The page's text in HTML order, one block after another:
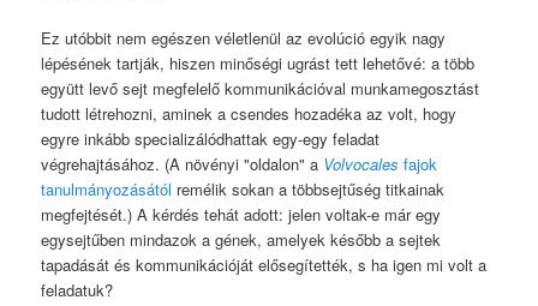
Ez utóbbit nem egészen véletlenül az evolúció egyik nagy
lépésének tartják, hiszen minőségi ugrást tett lehetővé: a több
együtt levő sejt megfelelő kommunikációval munkamegosztást
tudott létrehozni, aminek a csendes hozadéka az volt, hogy
egyre inkább specializálódhattak egy-egy feladat
végrehajtásához. (A növényi "oldalon" a Volvocales fajok
tanulmányozásától remélik sokan a többsejtűség titkainak
megfejtését.) A kérdés tehát adott: jelen voltak-e már egy
egysejtűben mindazok a gének, amelyek később a sejtek
tapadását és kommunikációját elősegítették, s ha igen mi volt a
feladatuk?